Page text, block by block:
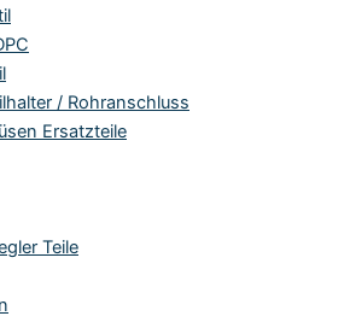
/ Rohranschluss
Ersatzteile
Teile